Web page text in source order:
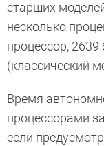
старших
несколько
процессор,
(классический
Время
процессорами
если